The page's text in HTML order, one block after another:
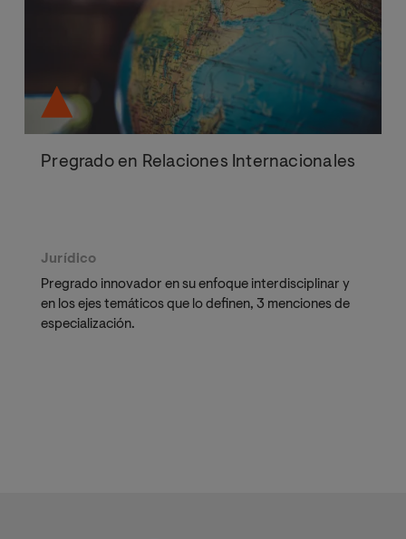
Pregrado en Relaciones Internacionales
Jurídico
Pregrado innovador en su enfoque interdisciplinar y
en los ejes temáticos que lo definen, 3 menciones de
especialización.